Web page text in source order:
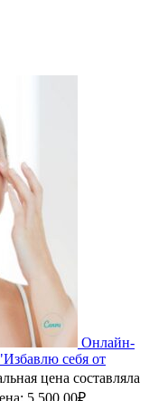
Онлайн-
себя от
цена составляла
5,500.00₽.